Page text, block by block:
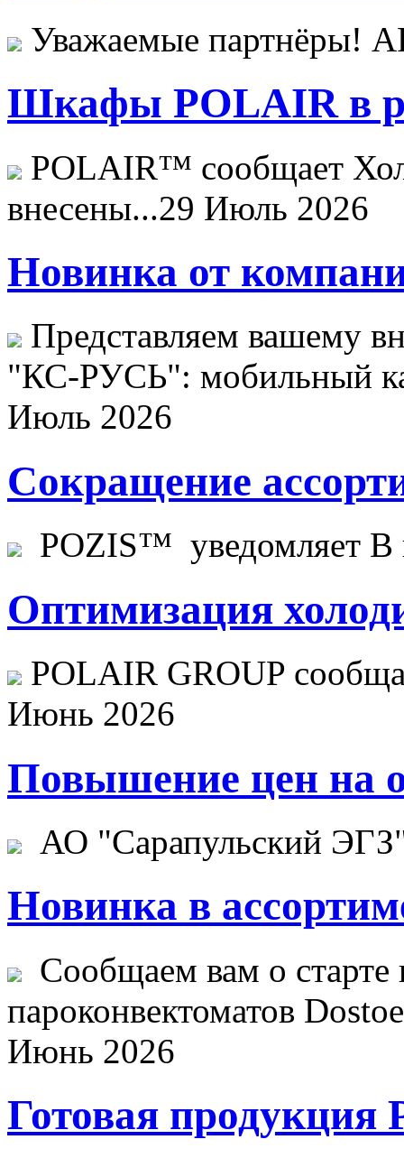
Уважаемые
Шкафы POLAIR в
POLAIR™ сообщает
внесены...29 Июль 2026
Новинка от
Представляем вашему
"КС-РУСЬ": мобильный
Июль 2026
Сокращение
POZIS™ уведомляет В
Оптимизация
POLAIR GROUP
Июнь 2026
Повышение цен на
АО "Сарапульский
Новинка в
Сообщаем вам о старте
пароконвектоматов
Июнь 2026
Готовая продукция